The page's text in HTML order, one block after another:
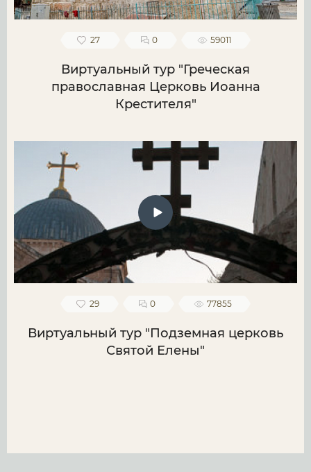
27 0 59011
Виртуальный тур "Греческая
православная Церковь Иоанна
Крестителя"
29 0 77855
Виртуальный тур "Подземная церковь
Святой Елены"